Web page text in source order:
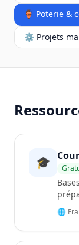
🏺 Poterie &
⚙️ Projets
🎓
🌐